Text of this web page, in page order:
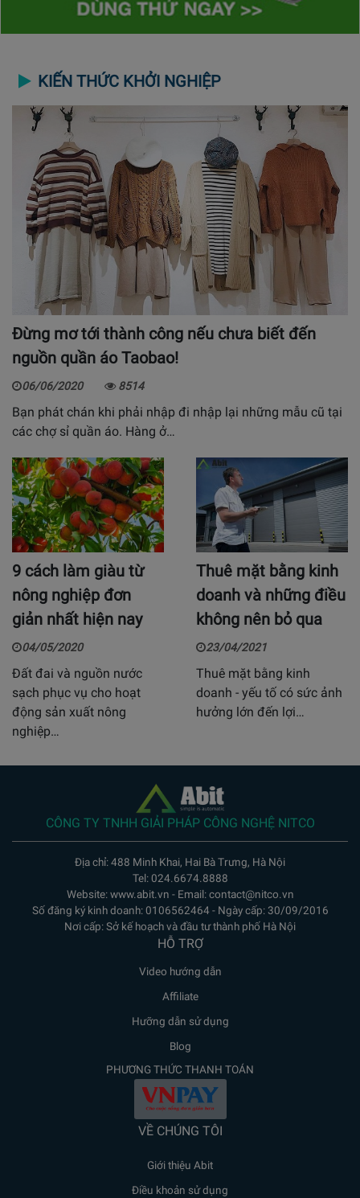
KIẾN THỨC KHỞI NGHIỆP
Đừng mơ tới thành công nếu chưa biết đến
nguồn quần áo Taobao!
06/06/2020 8514
Bạn phát chán khi phải nhập đi nhập lại những mẫu cũ tại
các chợ sỉ quần áo. Hàng ở…
9 cách làm giàu từ
nông nghiệp đơn
giản nhất hiện nay
04/05/2020
Đất đai và nguồn nước
sạch phục vụ cho hoạt
động sản xuất nông
nghiệp…
Thuê mặt bằng kinh
doanh và những điều
không nên bỏ qua
23/04/2021
Thuê mặt bằng kinh
doanh - yếu tố có sức ảnh
hưởng lớn đến lợi…
CÔNG TY TNHH GIẢI PHÁP CÔNG NGHỆ NITCO
Địa chỉ: 488 Minh Khai, Hai Bà Trưng, Hà Nội
Tel: 024.6674.8888
Website: www.abit.vn - Email: contact@nitco.vn
Số đăng ký kinh doanh: 0106562464 - Ngày cấp: 30/09/2016
Nơi cấp: Sở kế hoạch và đầu tư thành phố Hà Nội
HỖ TRỢ
Video hướng dẫn
Affiliate
Hưỡng dẫn sử dụng
Blog
PHƯƠNG THỨC THANH TOÁN
VỀ CHÚNG TÔI
Giới thiệu Abit
Điều khoản sử dụng